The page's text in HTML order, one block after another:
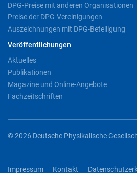
DPG-Preise mit anderen Organisationen
Preise der DPG-Vereinigungen
Auszeichnungen mit DPG-Beteiligung
Veröffentlichungen
Aktuelles
Publikationen
Magazine und Online-Angebote
Fachzeitschriften
© 2026 Deutsche Physikalische
Impressum Kontakt